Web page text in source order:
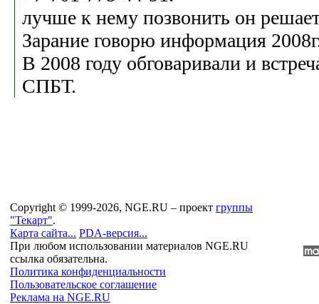
лучше к нему позвонить он
Зарание говорю информация
В 2008 году обговаривали и
СПБТ.
Copyright © 1999-2026, NGE.RU – проект группы
"Текарт".
Карта сайта... PDA-версия...
При любом использовании материалов NGE.RU
ссылка обязательна.
Политика конфиденциальности
Пользовательское соглашение
Реклама на NGE.RU